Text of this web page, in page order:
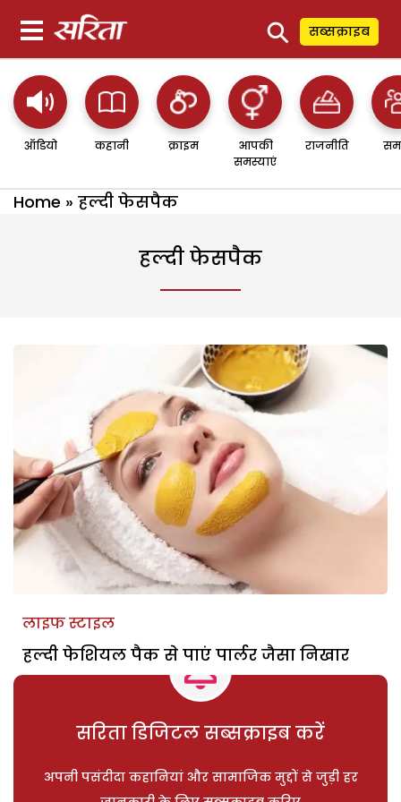
⚲ सब्सक्राइब
ऑडियो कहानी क्राइम
आपकी
समस्याएं
राजनीति
Home » हल्दी फेसपैक
हल्दी फेसपैक
लाइफ स्टाइल
हल्दी फेशियल पैक से पाएं पार्लर जैसा निखार
सरिता डिजिटल सब्सक्राइब करें
अपनी पसंदीदा कहानियां और सामाजिक मुद्दों से जुड़ी हर